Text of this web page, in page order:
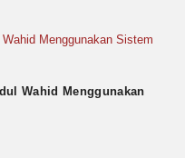
Wahid Menggunakan